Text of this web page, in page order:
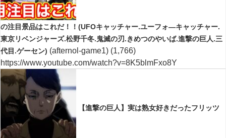
の注目景品はこれだ！！(UFOキャッチャー.ユーフォ―キャッチャー.
東京リベンジャーズ.松野千冬.鬼滅の刃.きめつのやいば.進撃の巨人.三
代目.ゲーセン) (afternol-game1) (1,766)
https://www.youtube.com/watch?v=8K5blmFxo8Y
【進撃の巨人】実は熟女好きだったフリッツ